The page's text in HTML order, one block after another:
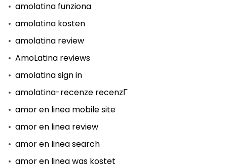
amolatina funziona
amolatina kosten
amolatina review
AmoLatina reviews
amolatina sign in
amolatina-recenze recenzГ­
amor en linea mobile site
amor en linea review
amor en linea search
amor en linea was kostet